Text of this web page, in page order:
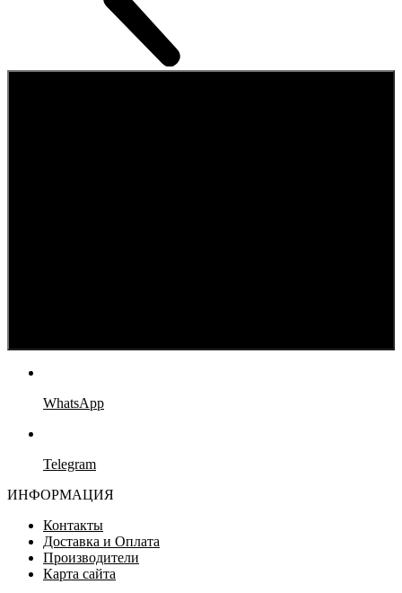
WhatsApp
Telegram
ИНФОРМАЦИЯ
Контакты
Доставка и Оплата
Производители
Карта сайта